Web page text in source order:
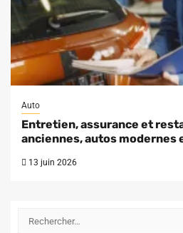
Auto
Entretien, assurance et
anciennes, autos modernes
13 juin 2026
Rechercher :